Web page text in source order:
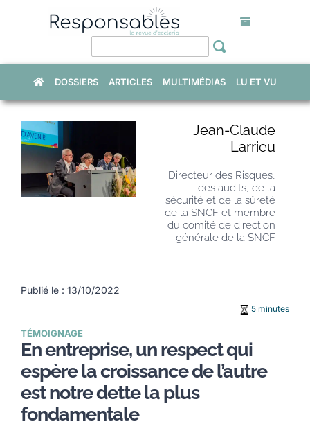
DOSSIERS ARTICLES MULTIMÉDIAS LU ET VU
Jean-Claude
Larrieu
Directeur des Risques,
des audits, de la
sécurité et de la sûreté
de la SNCF et membre
du comité de direction
générale de la SNCF
Publié le : 13/10/2022
5 minutes
TÉMOIGNAGE
En entreprise, un respect qui
espère la croissance de l’autre
est notre dette la plus
fondamentale